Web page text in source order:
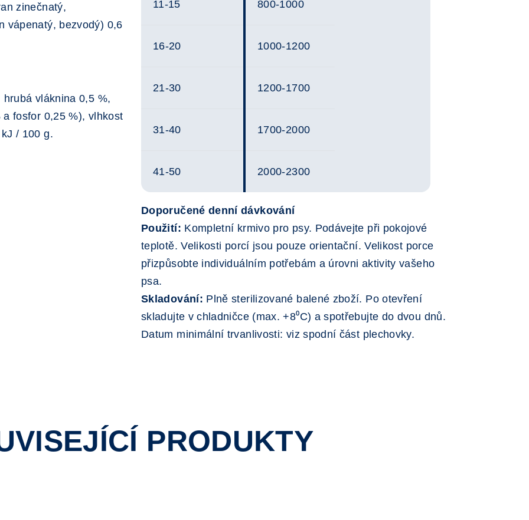
zinečnatý,
vápenatý, bezvodý) 0,6
vláknina 0,5 %,
fosfor 0,25 %), vlhkost
/ 100 g.
11-15 800-1000
16-20 1000-1200
21-30 1200-1700
31-40 1700-2000
41-50 2000-2300
Doporučené denní dávkování
Použití: Kompletní krmivo pro psy. Podávejte při pokojové
teplotě. Velikosti porcí jsou pouze orientační. Velikost porce
přizpůsobte individuálním potřebám a úrovni aktivity vašeho
psa.
Skladování: Plně sterilizované balené zboží. Po otevření
skladujte v chladničce (max. +8⁰C) a spotřebujte do dvou dnů.
Datum minimální trvanlivosti: viz spodní část plechovky.
PRODUKTY